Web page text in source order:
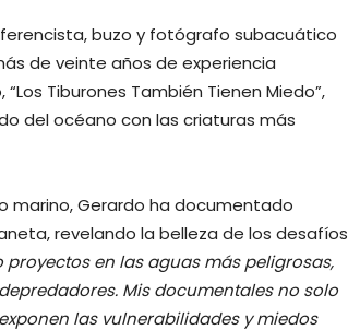
buzo y fotógrafo subacuático
de veinte años de experiencia
Tiburones También Tienen Miedo”,
del océano con las criaturas más
marino, Gerardo ha documentado
revelando la belleza de los desafíos
en las aguas más peligrosas,
Mis documentales no solo
las vulnerabilidades y miedos